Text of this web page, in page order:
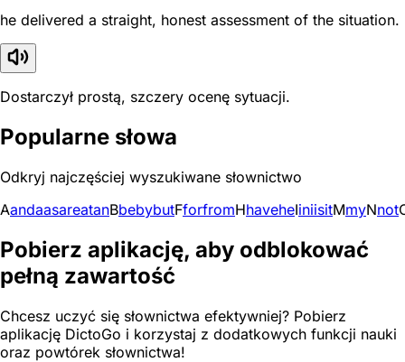
he delivered a straight, honest assessment of the situation.
Dostarczył prostą, szczery ocenę sytuacji.
Popularne słowa
Odkryj najczęściej wyszukiwane słownictwo
AandaasareatanBbebybutFforfromHhaveheIiniisitMmyNnot
Pobierz aplikację, aby odblokować
pełną zawartość
Chcesz uczyć się słownictwa efektywniej? Pobierz
aplikację DictoGo i korzystaj z dodatkowych funkcji nauki
oraz powtórek słownictwa!